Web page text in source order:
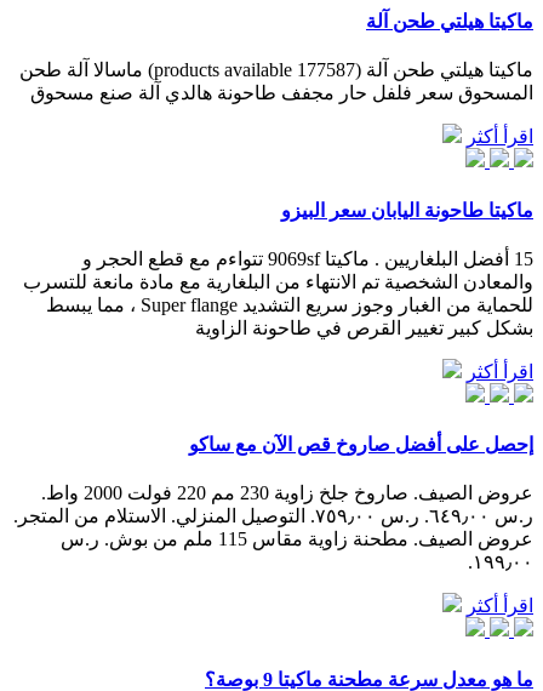
ماكيتا هيلتي طحن آلة
ماكيتا هيلتي طحن آلة (177587 products available) ماسالا آلة طحن
المسحوق سعر فلفل حار مجفف طاحونة هالدي آلة صنع مسحوق
اقرأ أكثر
ماكيتا طاحونة اليابان سعر البيزو
15 أفضل البلغاريين . ماكيتا 9069sf تتواءم مع قطع الحجر و
والمعادن الشخصية تم الانتهاء من البلغارية مع مادة مانعة للتسرب
للحماية من الغبار وجوز سريع التشديد Super flange ، مما يبسط
بشكل كبير تغيير القرص في طاحونة الزاوية
اقرأ أكثر
إحصل على أفضل صاروخ قص الآن مع ساكو
عروض الصيف. صاروخ جلخ زاوية 230 مم 220 فولت 2000 واط.
ر.س ٦٤٩٫٠٠. ر.س ٧٥٩٫٠٠. التوصيل المنزلي. الاستلام من المتجر.
عروض الصيف. مطحنة زاوية مقاس 115 ملم من بوش. ر.س
١٩٩٫٠٠.
اقرأ أكثر
ما هو معدل سرعة مطحنة ماكيتا 9 بوصة؟